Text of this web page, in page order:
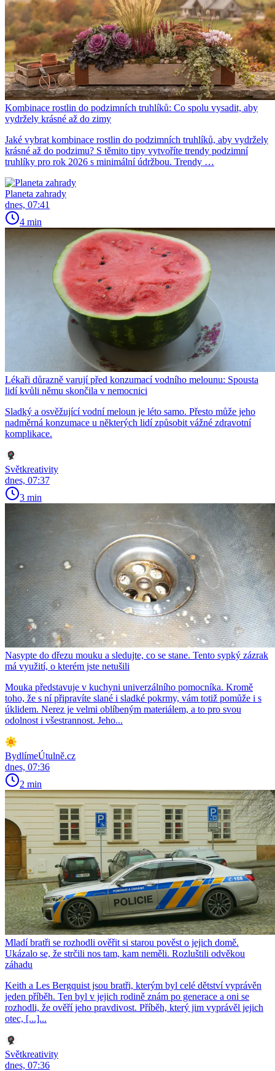
Kombinace rostlin do podzimních truhlíků: Co spolu vysadit, aby
vydržely krásné až do zimy
Jaké vybrat kombinace rostlin do podzimních truhlíků, aby vydržely
krásné až do podzimu? S těmito tipy vytvoříte trendy podzimní
truhlíky pro rok 2026 s minimální údržbou. Trendy …
Planeta zahrady
dnes, 07:41
4 min
Lékaři důrazně varují před konzumací vodního melounu: Spousta
lidí kvůli němu skončila v nemocnici
Sladký a osvěžující vodní meloun je léto samo. Přesto může jeho
nadměrná konzumace u některých lidí způsobit vážné zdravotní
komplikace.
Světkreativity
dnes, 07:37
3 min
Nasypte do dřezu mouku a sledujte, co se stane. Tento sypký zázrak
má využití, o kterém jste netušili
Mouka představuje v kuchyni univerzálního pomocníka. Kromě
toho, že s ní připravíte slané i sladké pokrmy, vám totiž pomůže i s
úklidem. Nerez je velmi oblíbeným materiálem, a to pro svou
odolnost i všestrannost. Jeho...
BydlímeÚtulně.cz
dnes, 07:36
2 min
Mladí bratři se rozhodli ověřit si starou pověst o jejich domě.
Ukázalo se, že strčili nos tam, kam neměli. Rozluštili odvěkou
záhadu
Keith a Les Bergquist jsou bratři, kterým byl celé dětství vyprávěn
jeden příběh. Ten byl v jejich rodině znám po generace a oni se
rozhodli, že ověří jeho pravdivost. Příběh, který jim vyprávěl jejich
otec, [...]...
Světkreativity
dnes, 07:36